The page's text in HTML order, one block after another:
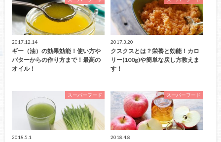
2017.12.14
ギー（油）の効果効能！使い方や
バターからの作り方まで！最高の
オイル！
2017.3.20
クスクスとは？栄養と効能！カロ
リー(100g)や簡単な戻し方教えま
す！
スーパーフード
2018.5.1
スーパーフード
2018.4.8